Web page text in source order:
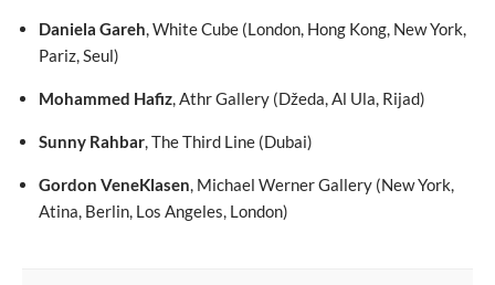
Daniela Gareh, White Cube (London, Hong Kong, New York,
Pariz, Seul)
Mohammed Hafiz, Athr Gallery (Džeda, Al Ula, Rijad)
Sunny Rahbar, The Third Line (Dubai)
Gordon VeneKlasen, Michael Werner Gallery (New York,
Atina, Berlin, Los Angeles, London)